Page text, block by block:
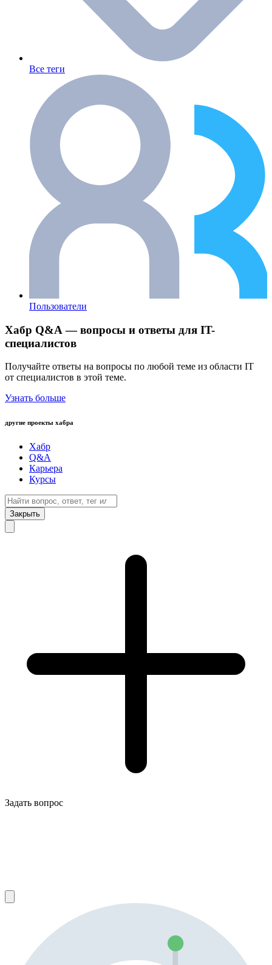
Все теги
Пользователи
Хабр Q&A — вопросы и ответы для IT-
специалистов
Получайте ответы на вопросы по любой теме из области IT
от специалистов в этой теме.
Узнать больше
другие проекты хабра
Хабр
Q&A
Карьера
Курсы
Закрыть
Задать вопрос